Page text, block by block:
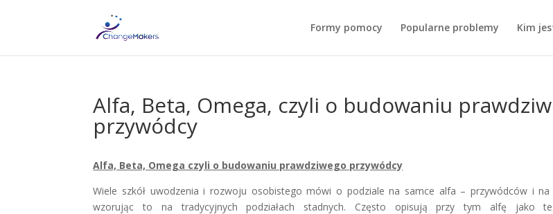
Formy pomocy Popularne problemy Kim
Alfa, Beta, Omega, czyli o budowaniu
przywódcy
Alfa, Beta, Omega czyli o budowaniu prawdziwego przywódcy
Wiele szkół uwodzenia i rozwoju osobistego mówi o podziale na samce alfa – przywódców i
wzorując to na tradycyjnych podziałach stadnych. Często opisują przy tym alfę jako